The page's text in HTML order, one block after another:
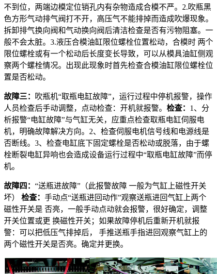
不到位，两端边模定位销孔内有杂物造成合模不严。2.吹瓶黑
色方形气动排气阀打不开，高压气不能排掉而造成吹爆现象。
拆卸排气换向阀和气动换向阀后清洁检查是否有污物阻塞。一
般不会太脏。3.液压合模油缸限位螺栓位置松动，合模时 两个
限位螺栓或有一个松动后长度变长导致，可以从模具油缸侧观
察两个螺栓情况。出现此现象时首先检查合模油缸限位螺栓位
置是否松动。
故障三：
吹瓶机“取瓶电缸故障”，运行过程中停机报警，操作
人员检查后手动调整，点动检查：开机就报警。 检查： 1、分
析报警“电缸故障”与气缸无关，应重点检查取瓶电缸伺服电
机，明确故障解决方向。2、检查伺服电机信号线和电源线是
否断线。3、检查电缸底下固定螺栓是否松动或脱落，由于螺
栓断裂电缸异响也会造成设备运行过程中“取瓶电缸故障”而停
机。
故障四： “送瓶进故障”（此报警故障 一般为气缸上磁性开关
坏）
检查： 手动点“送瓶进回动作”观察送瓶进回气缸上两个
磁性开关是 否亮，一般手动点动就会报警，很好确定，调整
开关位置或更 换磁性开关；如果故障停机后重新开机就报
警：可以把低压气排掉后， 手推送瓶手指进回观察气缸上的
两个磁性开关是否亮。确定并更换。